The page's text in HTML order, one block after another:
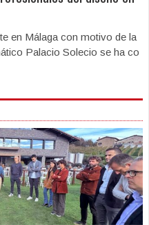
en Málaga con motivo de la
Palacio Solecio se ha co